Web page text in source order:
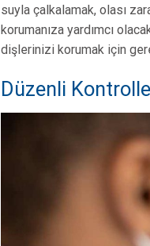
suyla çalkalamak, olası
korumanıza yardımcı
dişlerinizi korumak için
Düzenli